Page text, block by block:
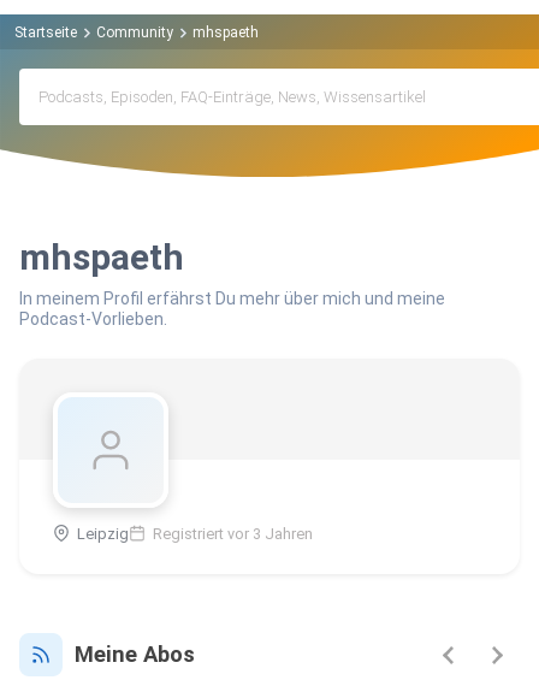
Startseite Community mhspaeth
mhspaeth
In meinem Profil erfährst Du mehr über mich und meine
Podcast-Vorlieben.
Leipzig Registriert vor 3 Jahren
Meine Abos